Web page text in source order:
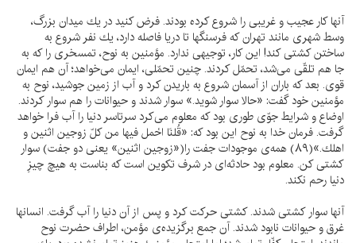
آنها كار عجيب و غريبى را شروع كرده بودند. فرض كنيد در يك ميدان بزرگ،
وسط شهرى مانند تهران كه فرسنگها تا دريا فاصله دارد، يك نفر شروع به
ساختن كشتى كند! اين كار، توجيهى ندارد. مؤمنين به نوح، تمسخرى را كه به
جا هم تلقّى مى‌شد، تحمّل كردند. چنين تحمّلى، ايمان مى‌خواهد؛ آن هم ايمان
قوى. بعد كه باران از آسمان شروع به باريدن كرد و آب از زمين جوشيد، نوح به
مؤمنين خود گفت: «حالا سوار شويد.» سوار شدند و حيوانات را هم سوار كردند.
اوضاع و شرايط جوّى طورى بود كه معلوم مى‌كرد سرتاسر دنيا را آب فرا خواهد
گرفت. فرمان خدا به نوح اين بود كه: «قُلنَا احْمل فيها من كلّ زوجين اثنين و
اهلك.»(۸۹) همه‌ى موجودات جفت را(«زوجين اثنين» يعنى دو جفت) سوار
كشتى كن. معلوم بود حادثه‌اى در شرف تكوين است كه بناست به هيچ چيزِ
دنيا رحم نكند.
آنها سوار كشتى شدند. كشتى حركت كرد و پس از آن دنيا را آب گرفت. انسانها
غرق و حيوانات نابود شدند. آن جمع برگزيده‌ى مؤمن، اطراف حضرت نوح